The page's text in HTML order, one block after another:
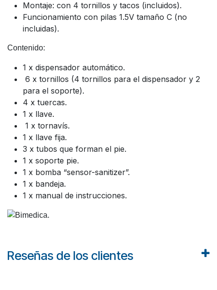
Montaje: con 4 tornillos y tacos (incluidos).
Funcionamiento con pilas 1.5V tamaño C (no
incluidas).
Contenido:
1 x dispensador automático.
6 x tornillos (4 tornillos para el dispensador y 2
para el soporte).
4 x tuercas.
1 x llave.
1 x tornavís.
1 x llave fija.
3 x tubos que forman el pie.
1 x soporte pie.
1 x bomba “sensor-sanitizer”.
1 x bandeja.
1 x manual de instrucciones.
Reseñas de los clientes